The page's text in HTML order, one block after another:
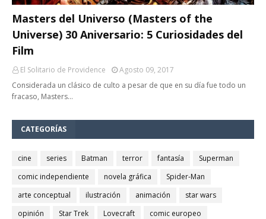
Masters del Universo (Masters of the
Universe) 30 Aniversario: 5 Curiosidades del
Film
El Solitario de Providence
Agosto 09, 2017
Considerada un clásico de culto a pesar de que en su día fue todo un
fracaso, Masters…
CATEGORÍAS
cine series Batman terror fantasía
Superman
comic independiente
novela gráfica
Spider-Man
arte conceptual
ilustración animación
star wars
opinión
Star Trek Lovecraft comic europeo